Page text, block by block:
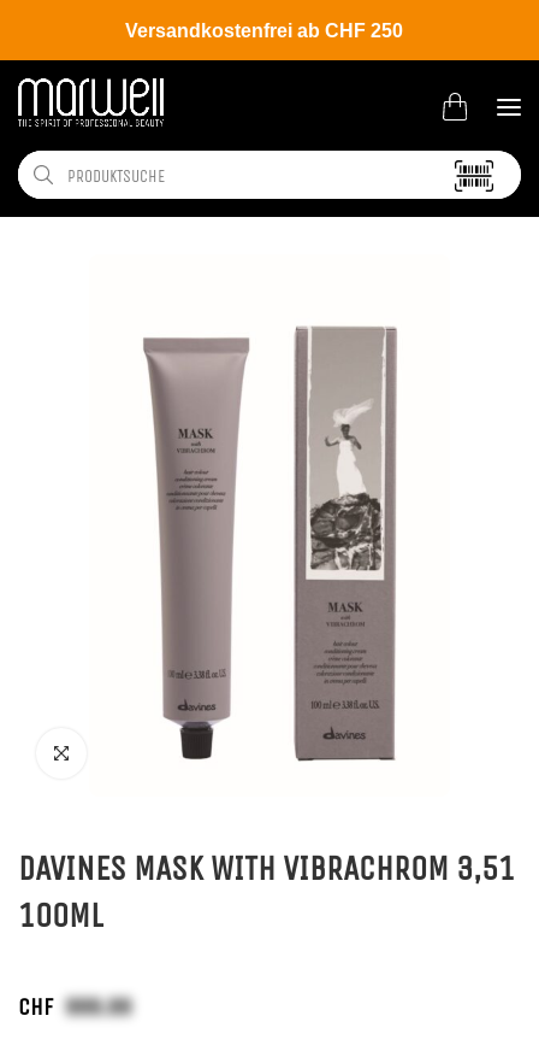
Versandkostenfrei ab CHF 250
Shop Brands Davines Colour
DAVINES MASK WITH VIBRACHROM 3,51
100ML
CHF